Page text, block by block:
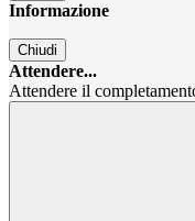
Informazione
Chiudi
Attendere...
Attendere il